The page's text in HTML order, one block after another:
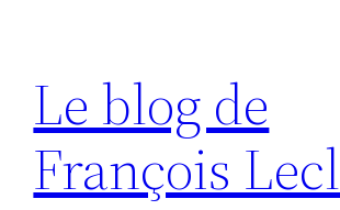
contenu
Le blog de
François